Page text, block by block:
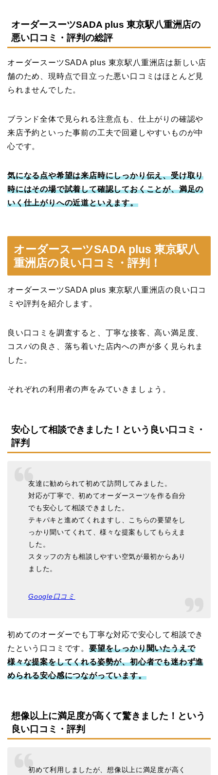
オーダースーツSADA plus 東京駅八重洲店の
悪い口コミ・評判の総評
オーダースーツSADA plus 東京駅八重洲店は新しい店
舗のため、現時点で目立った悪い口コミはほとんど見
られませんでした。
ブランド全体で見られる注意点も、仕上がりの確認や
来店予約といった事前の工夫で回避しやすいものが中
心です。
気になる点や希望は来店時にしっかり伝え、受け取り
時にはその場で試着して確認しておくことが、満足の
いく仕上がりへの近道といえます。
オーダースーツSADA plus 東京駅八
重洲店の良い口コミ・評判！
オーダースーツSADA plus 東京駅八重洲店の良い口コ
ミや評判を紹介します。
良い口コミを調査すると、丁寧な接客、高い満足度、
コスパの良さ、落ち着いた店内への声が多く見られま
した。
それぞれの利用者の声をみていきましょう。
安心して相談できました！という良い口コミ・
評判
友達に勧められて初めて訪問してみました。
対応が丁寧で、初めてオーダースーツを作る自分
でも安心して相談できました。
テキパキと進めてくれますし、こちらの要望をし
っかり聞いてくれて、様々な提案もしてもらえま
した。
スタッフの方も相談しやすい空気が最初からあり
ました。
Google口コミ
初めてのオーダーでも丁寧な対応で安心して相談でき
たという口コミです。 要望をしっかり聞いたうえで
様々な提案をしてくれる姿勢が、初心者でも迷わず進
められる安心感につながっています。
想像以上に満足度が高くて驚きました！という
良い口コミ・評判
初めて利用しましたが、想像以上に満足度が高く